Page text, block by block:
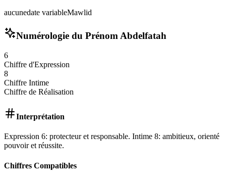
aucunedate variableMawlid
Numérologie du Prénom Abdelfatah
6
Chiffre d'Expression
8
Chiffre Intime
Chiffre de Réalisation
Interprétation
Expression 6: protecteur et responsable. Intime 8: ambitieux, orienté
pouvoir et réussite.
Chiffres Compatibles